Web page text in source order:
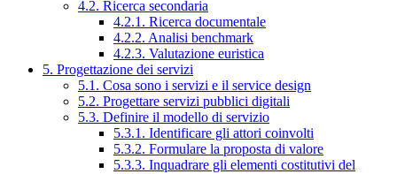
4.2. Ricerca secondaria
4.2.1. Ricerca documentale
4.2.2. Analisi benchmark
4.2.3. Valutazione euristica
5. Progettazione dei servizi
5.1. Cosa sono i servizi e il service design
5.2. Progettare servizi pubblici digitali
5.3. Definire il modello di servizio
5.3.1. Identificare gli attori coinvolti
5.3.2. Formulare la proposta di valore
5.3.3. Inquadrare gli elementi costitutivi del